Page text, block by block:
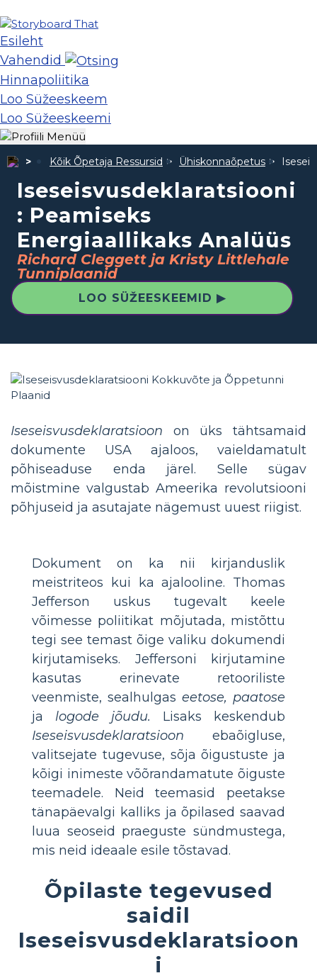
Esileht
Vahendid
Hinnapoliitika
Loo Süžeeskeem
Loo Süžeeskeemi
Kõik Õpetaja Ressursid Ühiskonnaõpetus
Iseseisvusdeklaratsiooni
: Peamiseks
Energiaallikaks Analüüs
Richard Cleggett ja Kristy Littlehale
Tunniplaanid
LOO SÜŽEESKEEMID ▶
Iseseisvusdeklaratsioon on üks tähtsamaid
dokumente USA ajaloos, vaieldamatult
põhiseaduse enda järel. Selle sügav
mõistmine valgustab Ameerika revolutsiooni
põhjuseid ja asutajate nägemust uuest riigist.
Dokument on ka nii kirjanduslik
meistriteos kui ka ajalooline. Thomas
Jefferson uskus tugevalt keele
võimesse poliitikat mõjutada, mistõttu
tegi see temast õige valiku dokumendi
kirjutamiseks. Jeffersoni kirjutamine
kasutas erinevate retooriliste
veenmiste, sealhulgas eetose, paatose
ja logode jõudu. Lisaks keskendub
Iseseisvusdeklaratsioon ebaõigluse,
valitsejate tugevuse, sõja õigustuste ja
kõigi inimeste võõrandamatute õiguste
teemadele. Neid teemasid peetakse
tänapäevalgi kalliks ja õpilased saavad
luua seoseid praeguste sündmustega,
mis neid ideaale esile tõstavad.
Õpilaste tegevused
saidil
Iseseisvusdeklaratsioon
i